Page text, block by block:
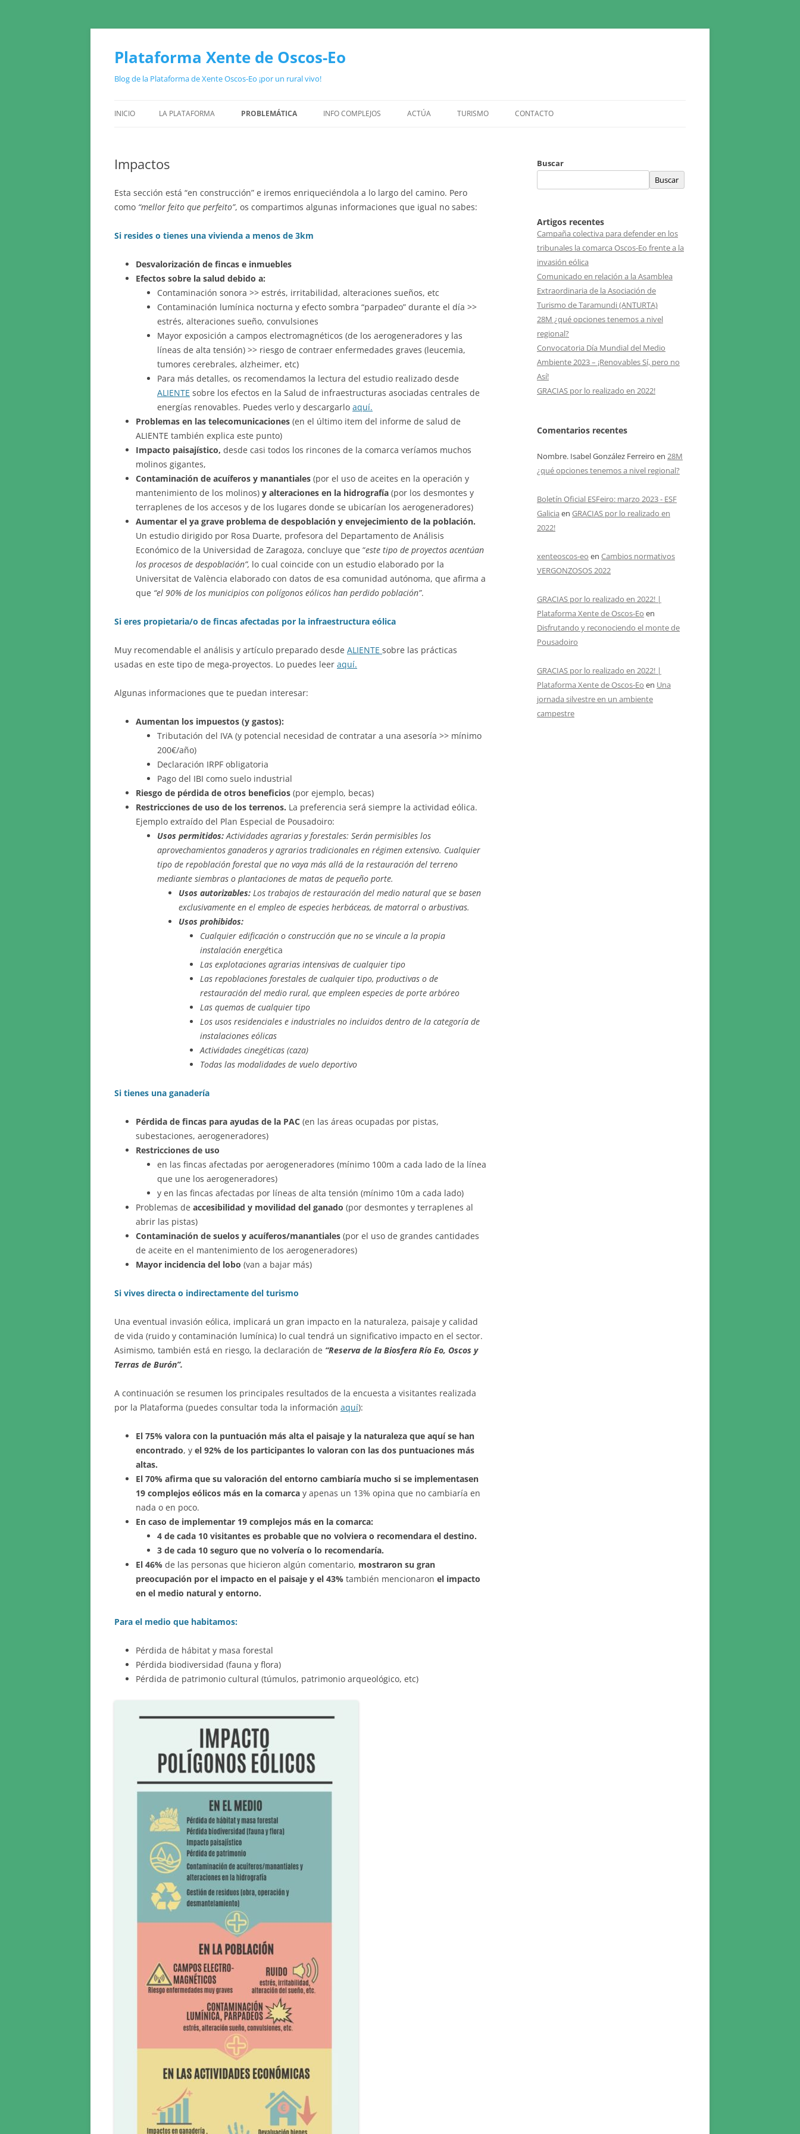
Plataforma Xente de Oscos-Eo
Blog de la Plataforma de Xente Oscos-Eo ¡por un rural vivo!
ao
INICIO LA PLATAFORMA
¿QUÉ HACEMOS?
PROBLEMÁTICA
IMPACTOS COMARCA OSCOS-EO
IMPACTOS
INFO COMPLEJOS
TARAMUNDI (5)
VEGADEO (1)
SANTA EULALIA DE OSCOS Y
TARAMUNDI Y VILLANUEVA DE
SAN MARTÍN DE OSCOS Y PESOZ
ACTÚA
DIVULGA
CAMPAÑA CASTROPOL
TURISMO CONTACTO
Impactos
Esta sección está “en construcción” e iremos enriqueciéndola a lo largo del camino. Pero
como “mellor feito que perfeito”, os compartimos algunas informaciones que igual no sabes:
Si resides o tienes una vivienda a menos de 3km
Desvalorización de fincas e inmuebles
Efectos sobre la salud debido a:
Contaminación sonora >> estrés, irritabilidad, alteraciones sueños, etc
Contaminación lumínica nocturna y efecto sombra “parpadeo” durante el día >>
estrés, alteraciones sueño, convulsiones
Mayor exposición a campos electromagnéticos (de los aerogeneradores y las
líneas de alta tensión) >> riesgo de contraer enfermedades graves (leucemia,
tumores cerebrales, alzheimer, etc)
Para más detalles, os recomendamos la lectura del estudio realizado desde
ALIENTE sobre los efectos en la Salud de infraestructuras asociadas centrales de
energías renovables. Puedes verlo y descargarlo aquí.
Problemas en las telecomunicaciones (en el último item del informe de salud de
ALIENTE también explica este punto)
Impacto paisajístico, desde casi todos los rincones de la comarca veríamos muchos
molinos gigantes,
Contaminación de acuíferos y manantiales (por el uso de aceites en la operación y
mantenimiento de los molinos) y alteraciones en la hidrografía (por los desmontes y
terraplenes de los accesos y de los lugares donde se ubicarían los aerogeneradores)
Aumentar el ya grave problema de despoblación y envejecimiento de la población.
Un estudio dirigido por Rosa Duarte, profesora del Departamento de Análisis
Económico de la Universidad de Zaragoza, concluye que “este tipo de proyectos acentúan
los procesos de despoblación”, lo cual coincide con un estudio elaborado por la
Universitat de València elaborado con datos de esa comunidad autónoma, que afirma a
que “el 90% de los municipios con polígonos eólicos han perdido población”.
Si eres propietaria/o de fincas afectadas por la infraestructura eólica
Muy recomendable el análisis y artículo preparado desde ALIENTE sobre las prácticas
usadas en este tipo de mega-proyectos. Lo puedes leer aquí.
Algunas informaciones que te puedan interesar:
Aumentan los impuestos (y gastos):
Tributación del IVA (y potencial necesidad de contratar a una asesoría >> mínimo
200€/año)
Declaración IRPF obligatoria
Pago del IBI como suelo industrial
Riesgo de pérdida de otros beneficios (por ejemplo, becas)
Restricciones de uso de los terrenos. La preferencia será siempre la actividad eólica.
Ejemplo extraído del Plan Especial de Pousadoiro:
Usos permitidos:Actividades agrarias y forestales: Serán permisibles los
aprovechamientos ganaderos y agrarios tradicionales en régimen extensivo. Cualquier
tipo de repoblación forestal que no vaya más allá de la restauración del terreno
mediante siembras o plantaciones de matas de pequeño porte.
Usos autorizables: Los trabajos de restauración del medio natural que se basen
exclusivamente en el empleo de especies herbáceas, de matorral o arbustivas.
Usos prohibidos:
Cualquier edificación o construcción que no se vincule a la propia
instalación energética
Las explotaciones agrarias intensivas de cualquier tipo
Las repoblaciones forestales de cualquier tipo, productivas o de
restauración del medio rural, que empleen especies de porte arbóreo
Las quemas de cualquier tipo
Los usos residenciales e industriales no incluidos dentro de la categoría de
instalaciones eólicas
Actividades cinegéticas (caza)
Todas las modalidades de vuelo deportivo
Si tienes una ganadería
Pérdida de fincas para ayudas de la PAC (en las áreas ocupadas por pistas,
subestaciones, aerogeneradores)
Restricciones de uso
en las fincas afectadas por aerogeneradores (mínimo 100m a cada lado de la línea
que une los aerogeneradores)
y en las fincas afectadas por líneas de alta tensión (mínimo 10m a cada lado)
Problemas de accesibilidad y movilidad del ganado (por desmontes y terraplenes al
abrir las pistas)
Contaminación de suelos y acuíferos/manantiales (por el uso de grandes cantidades
de aceite en el mantenimiento de los aerogeneradores)
Mayor incidencia del lobo (van a bajar más)
Si vives directa o indirectamente del turismo
Una eventual invasión eólica, implicará un gran impacto en la naturaleza, paisaje y calidad
de vida (ruido y contaminación lumínica) lo cual tendrá un significativo impacto en el sector.
Asimismo, también está en riesgo, la declaración de “Reserva de la Biosfera Río Eo, Oscos y
Terras de Burón”.
A continuación se resumen los principales resultados de la encuesta a visitantes realizada
por la Plataforma (puedes consultar toda la información aquí):
El 75% valora con la puntuación más alta el paisaje y la naturaleza que aquí se han
encontrado, y el 92% de los participantes lo valoran con las dos puntuaciones más
altas.
El 70% afirma que su valoración del entorno cambiaría mucho si se implementasen
19 complejos eólicos más en la comarca y apenas un 13% opina que no cambiaría en
nada o en poco.
En caso de implementar 19 complejos más en la comarca:
4 de cada 10 visitantes es probable que no volviera o recomendara el destino.
3 de cada 10 seguro que no volvería o lo recomendaría.
El 46% de las personas que hicieron algún comentario, mostraron su gran
preocupación por el impacto en el paisaje y el 43% también mencionaron el impacto
en el medio natural y entorno.
Para el medio que habitamos:
Pérdida de hábitat y masa forestal
Pérdida biodiversidad (fauna y flora)
Pérdida de patrimonio cultural (túmulos, patrimonio arqueológico, etc)
Buscar
Buscar
Artigos recentes
Campaña colectiva para defender en los
tribunales la comarca Oscos-Eo frente a la
invasión eólica
Comunicado en relación a la Asamblea
Extraordinaria de la Asociación de
Turismo de Taramundi (ANTURTA)
28M ¿qué opciones tenemos a nivel
regional?
Convocatoria Día Mundial del Medio
Ambiente 2023 – ¡Renovables Sí, pero no
Así!
GRACIAS por lo realizado en 2022!
Comentarios recentes
Nombre. Isabel González Ferreiro en 28M
¿qué opciones tenemos a nivel regional?
Boletín Oficial ESFeiro: marzo 2023 - ESF
Galicia en GRACIAS por lo realizado en
2022!
xenteoscos-eo en Cambios normativos
VERGONZOSOS 2022
GRACIAS por lo realizado en 2022! |
Plataforma Xente de Oscos-Eo en
Disfrutando y reconociendo el monte de
Pousadoiro
GRACIAS por lo realizado en 2022! |
Plataforma Xente de Oscos-Eo en Una
jornada silvestre en un ambiente
campestre